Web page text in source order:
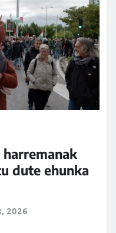
dute ehunka
2026